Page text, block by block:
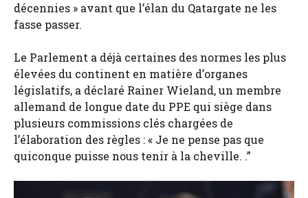
décennies » avant que l’élan du Qatargate ne les
fasse passer.
Le Parlement a déjà certaines des normes les plus
élevées du continent en matière d’organes
législatifs, a déclaré Rainer Wieland, un membre
allemand de longue date du PPE qui siège dans
plusieurs commissions clés chargées de
l’élaboration des règles : « Je ne pense pas que
quiconque puisse nous tenir à la cheville. .”